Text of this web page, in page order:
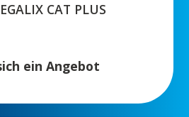
CAT PLUS
ein Angebot